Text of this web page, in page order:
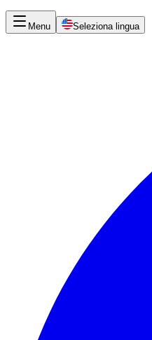
Menu Seleziona lingua